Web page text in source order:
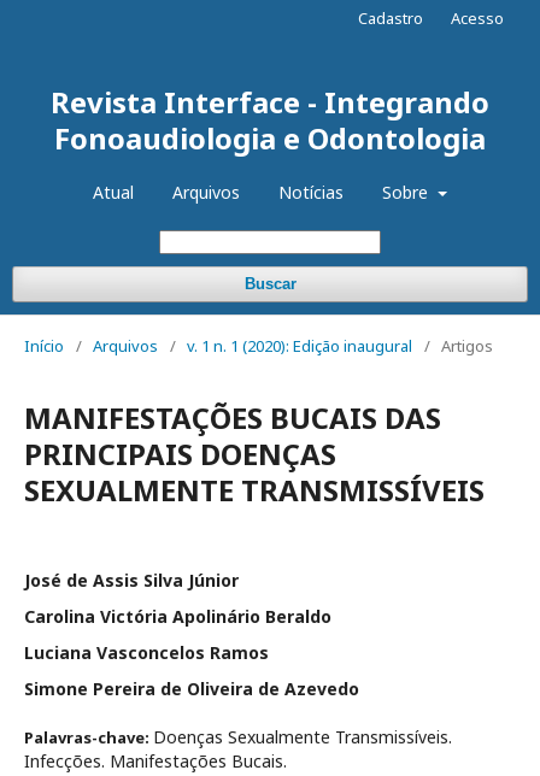
Revista Interface - Integrando
Fonoaudiologia e Odontologia
Atual Arquivos Notícias Sobre
Buscar
Cadastro Acesso
Início / Arquivos / v. 1 n. 1 (2020): Edição inaugural / Artigos
MANIFESTAÇÕES BUCAIS DAS
PRINCIPAIS DOENÇAS
SEXUALMENTE TRANSMISSÍVEIS
José de Assis Silva Júnior
Carolina Victória Apolinário Beraldo
Luciana Vasconcelos Ramos
Simone Pereira de Oliveira de Azevedo
Palavras-chave: Doenças Sexualmente Transmissíveis.
Infecções. Manifestações Bucais.